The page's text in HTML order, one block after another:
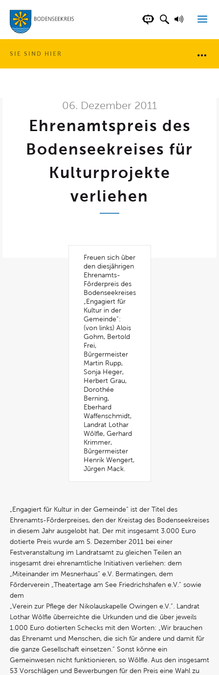
LANDKREISCHATBOT DER
SUCHFELD
SIE SIND HIER
06. Dezember 2011
Ehrenamtspreis des
Bodenseekreises für
Kulturprojekte
verliehen
Freuen sich über
den diesjährigen
Ehrenamts-
Förderpreis des
Bodenseekreises
„Engagiert für
Kultur in der
Gemeinde“:
(von links) Alois
Gohm, Bertold
Frei,
Bürgermeister
Martin Rupp,
Sonja Heger,
Herbert Grau,
Dorothée
Berning,
Eberhard
Waffenschmidt,
Landrat Lothar
Wölfle, Gerhard
Krimmer,
Bürgermeister
Henrik Wengert,
Jürgen Mack.
„Engagiert für Kultur in der Gemeinde“ ist der Titel des
Ehrenamts-Förderpreises, den der Kreistag des Bodenseekreises
in diesem Jahr ausgelobt hat. Der mit insgesamt 3.000 Euro
dotierte Preis wurde am 5. Dezember 2011 bei einer
Festveranstaltung im Landratsamt zu gleichen Teilen an
insgesamt drei ehrenamtliche Initiativen verliehen: dem
„Miteinander im Mesnerhaus“ e.V. Bermatingen, dem
Förderverein „Theatertage am See Friedrichshafen e.V.“ sowie
dem
„Verein zur Pflege der Nikolauskapelle Owingen e.V.“. Landrat
Lothar Wölfle überreichte die Urkunden und die über jeweils
1.000 Euro dotierten Schecks mit den Worten: „Wir brauchen
das Ehrenamt und Menschen, die sich für andere und damit für
die ganze Gesellschaft einsetzen.“ Sonst könne ein
Gemeinwesen nicht funktionieren, so Wölfle. Aus den insgesamt
53 Vorschlägen und Bewerbungen für den Preis eine Wahl zu